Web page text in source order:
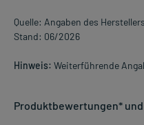
Quelle: Angaben des Herstellers
Stand: 06/2026
Hinweis: Weiterführende
Produktbewertungen*